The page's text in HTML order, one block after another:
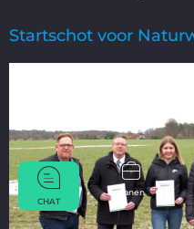
banen
CHAT
Startschot voor